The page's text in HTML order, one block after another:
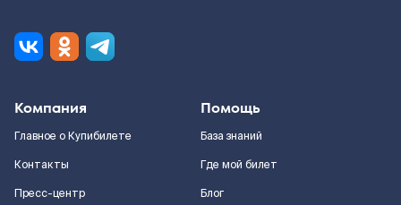
Компания
Главное о Купибилете
Контакты
Пресс-центр
Помощь
База знаний
Где мой билет
Блог